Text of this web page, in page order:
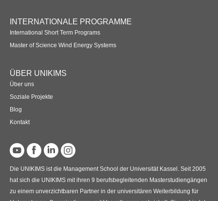
INTERNATIONALE PROGRAMME
International Short Term Programs
Master of Science Wind Energy Systems
ÜBER UNIKIMS
Über uns
Soziale Projekte
Blog
Kontakt
Die UNIKIMS ist die Management School der Universität Kassel. Seit 2005
hat sich die UNIKIMS mit ihren 9 berufsbegleitenden Masterstudiengängen
zu einem unverzichtbaren Partner in der universitären Weiterbildung für